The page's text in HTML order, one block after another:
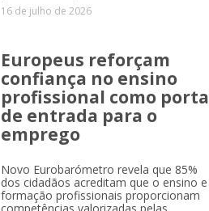
16 de julho de 2026
Europeus reforçam
confiança no ensino
profissional como porta
de entrada para o
emprego
Novo Eurobarómetro revela que 85%
dos cidadãos acreditam que o ensino e
formação profissionais proporcionam